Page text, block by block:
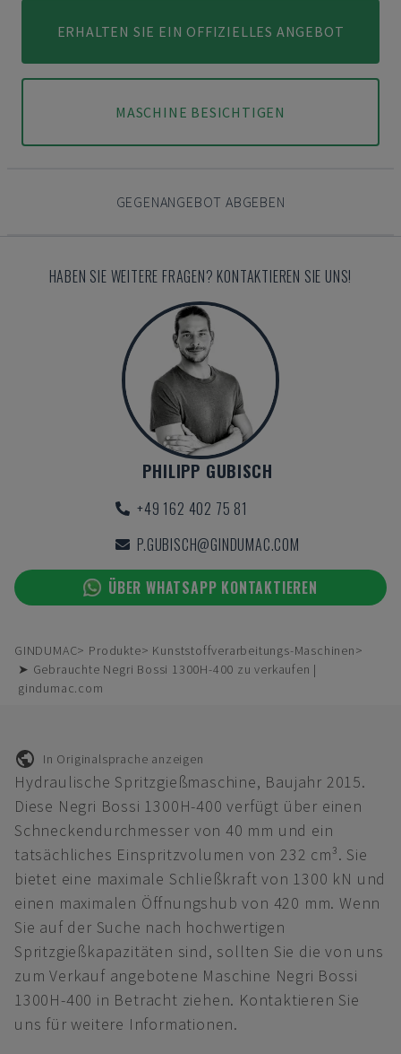
ERHALTEN SIE EIN OFFIZIELLES ANGEBOT
MASCHINE BESICHTIGEN
GEGENANGEBOT ABGEBEN
HABEN SIE WEITERE FRAGEN? KONTAKTIEREN SIE UNS!
PHILIPP GUBISCH
+49 162 402 75 81
P.GUBISCH@GINDUMAC.COM
ÜBER WHATSAPP KONTAKTIEREN
GINDUMAC Produkte
Kunststoffverarbeitungs-Maschinen
➤ Gebrauchte Negri Bossi 1300H-400 zu verkaufen |
gindumac.com
In Originalsprache anzeigen
Hydraulische Spritzgießmaschine, Baujahr 2015.
Diese Negri Bossi 1300H-400 verfügt über einen
Schneckendurchmesser von 40 mm und ein
tatsächliches Einspritzvolumen von 232 cm³. Sie
bietet eine maximale Schließkraft von 1300 kN und
einen maximalen Öffnungshub von 420 mm. Wenn
Sie auf der Suche nach hochwertigen
Spritzgießkapazitäten sind, sollten Sie die von uns
zum Verkauf angebotene Maschine Negri Bossi
1300H-400 in Betracht ziehen. Kontaktieren Sie
uns für weitere Informationen.